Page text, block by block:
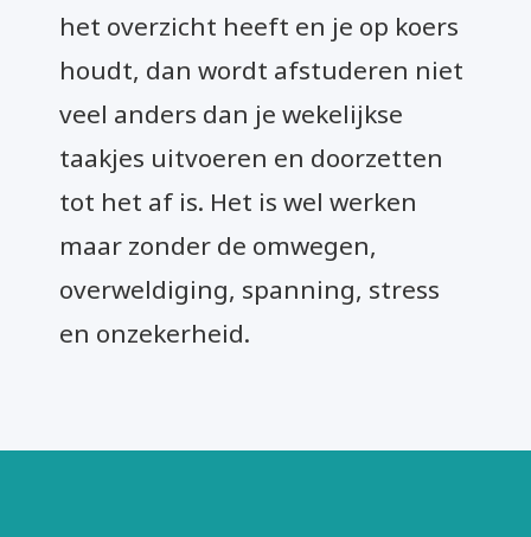
het overzicht heeft en je op koers
houdt, dan wordt afstuderen niet
veel anders dan je wekelijkse
taakjes uitvoeren en doorzetten
tot het af is. Het is wel werken
maar zonder de omwegen,
overweldiging, spanning, stress
en onzekerheid.